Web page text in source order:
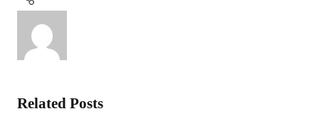
Related Posts